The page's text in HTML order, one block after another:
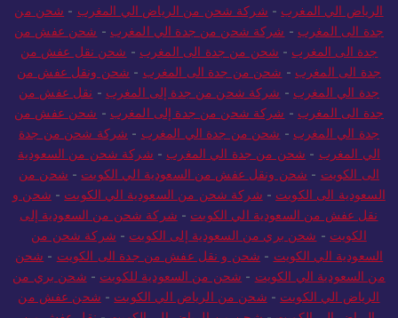
الرياض الي المغرب - شركة شحن من الرياض الي المغرب - شحن من
جدة الى المغرب - شركة شحن من جدة الي المغرب - شحن عفش من
جدة الى المغرب - شحن من جدة الى المغرب - شحن نقل عفش من
جدة الى المغرب - شحن من جدة الى المغرب - شحن ونقل عفش من
جدة الي المغرب - شركة شحن من جدة إلى المغرب - نقل عفش من
جدة الى المغرب - شركة شحن من جدة إلى المغرب - شحن عفش من
جدة الي المغرب - شحن من جدة الي المغرب - شركة شحن من جدة
الي المغرب - شحن من جدة الي المغرب - شركة شحن من السعودية
الى الكويت - شحن ونقل عفش من السعودية الي الكويت - شحن من
السعودية الى الكويت - شركة شحن من السعودية الي الكويت - شحن و
نقل عفش من السعودية الي الكويت - شركة شحن من السعودية إلى
الكويت - شحن بري من السعودية إلى الكويت - شركة شحن من
السعودية الي الكويت - شحن و نقل عفش من جدة الى الكويت - شحن
من السعودية الي الكويت - شحن من السعودية للكويت - شحن بري من
الرياض الي الكويت - شحن من الرياض الي الكويت - شحن عفش من